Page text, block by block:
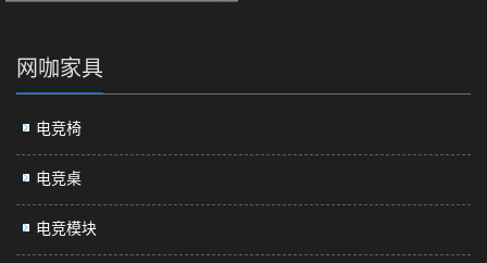
网咖家具
电竞椅
电竞桌
电竞模块